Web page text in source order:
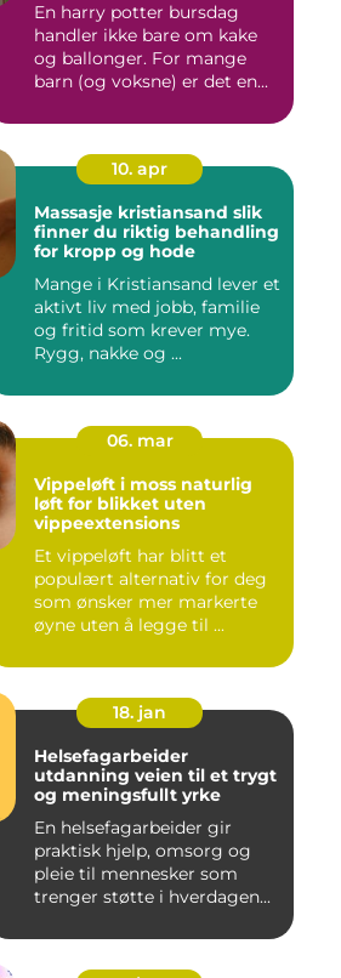
En harry potter bursdag
handler ikke bare om kake
og ballonger. For mange
barn (og voksne) er det en...
10. apr
Massasje kristiansand slik
finner du riktig behandling
for kropp og hode
Mange i Kristiansand lever et
aktivt liv med jobb, familie
og fritid som krever mye.
Rygg, nakke og ...
06. mar
Vippeløft i moss naturlig
løft for blikket uten
vippeextensions
Et vippeløft har blitt et
populært alternativ for deg
som ønsker mer markerte
øyne uten å legge til ...
18. jan
Helsefagarbeider
utdanning veien til et trygt
og meningsfullt yrke
En helsefagarbeider gir
praktisk hjelp, omsorg og
pleie til mennesker som
trenger støtte i hverdagen...